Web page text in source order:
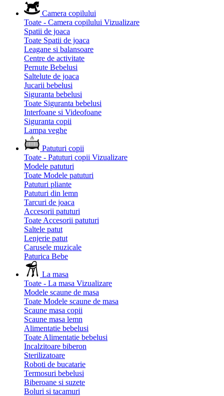
Camera copilului
Toate - Camera copilului Vizualizare
Spatii de joaca
Toate Spatii de joaca
Leagane si balansoare
Centre de activitate
Pernute Bebelusi
Saltelute de joaca
Jucarii bebelusi
Siguranta bebelusi
Toate Siguranta bebelusi
Interfoane si Videofoane
Siguranta copii
Lampa veghe
Patuturi copii
Toate - Patuturi copii Vizualizare
Modele patuturi
Toate Modele patuturi
Patuturi pliante
Patuturi din lemn
Tarcuri de joaca
Accesorii patuturi
Toate Accesorii patuturi
Saltele patut
Lenjerie patut
Carusele muzicale
Paturica Bebe
La masa
Toate - La masa Vizualizare
Modele scaune de masa
Toate Modele scaune de masa
Scaune masa copii
Scaune masa lemn
Alimentatie bebelusi
Toate Alimentatie bebelusi
Incalzitoare biberon
Sterilizatoare
Roboti de bucatarie
Termosuri bebelusi
Biberoane si suzete
Boluri si tacamuri